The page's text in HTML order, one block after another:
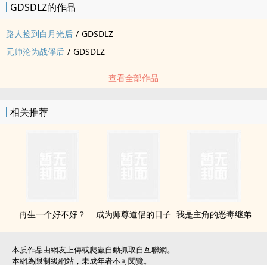
GDSDLZ的作品
路人捡到白月光后 / GDSDLZ
元帅沦为战俘后 / GDSDLZ
查看全部作品
相关推荐
再生一个好不好？ 成为师尊道侣的日子 我是主角的恶毒继弟
本质作品由網友上傳或爬蟲自動抓取自互聯網。
本網為限制級網站，未成年者不可閱覽。